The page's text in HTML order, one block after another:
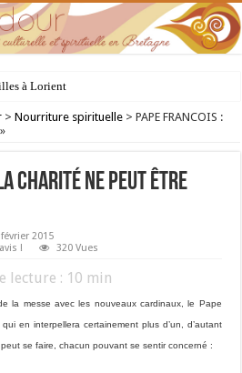
père de la Bretagne chrétienne
> Nourriture spirituelle > PAPE FRANCOIS :
« la charité ne peut être
février 2015
!
320 Vues
lecture : 10 min
la messe avec les nouveaux cardinaux, le Pape
en interpellera certainement plus d’un, d’autant
se faire, chacun pouvant se sentir concerné :